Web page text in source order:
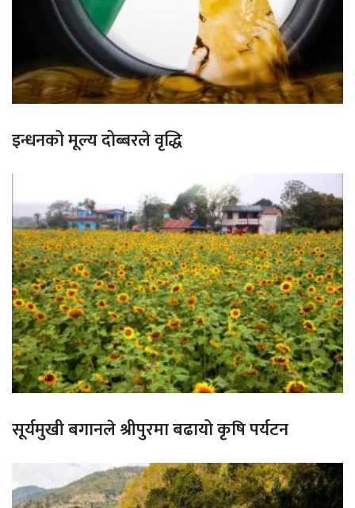
इन्धनको मूल्य दोब्बरले वृद्धि
सूर्यमुखी बगानले श्रीपुरमा बढायो कृषि पर्यटन